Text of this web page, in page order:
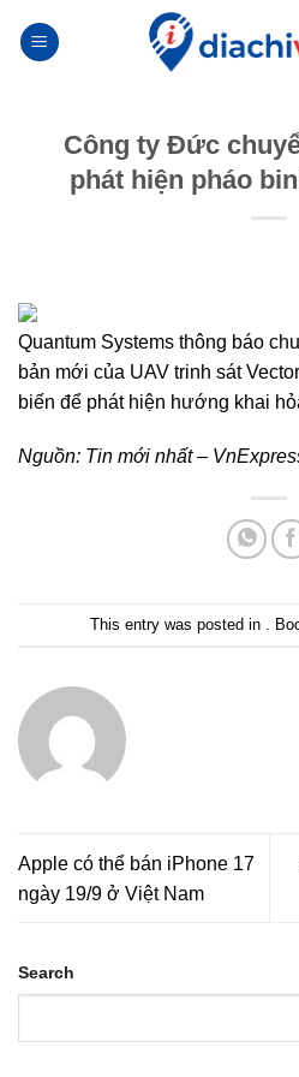
Công ty Đức
phát hiện pháo
Quantum Systems thông báo
bản mới của UAV trinh sát
biến để phát hiện hướng khai
Nguồn: Tin mới nhất –
This entry was posted in .
Apple có thể bán iPhone 17
ngày 19/9 ở Việt Nam
Search